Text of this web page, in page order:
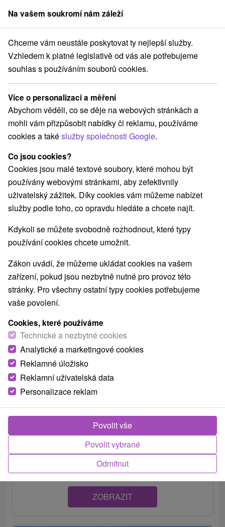
člen skupinySorger
na Slovensku Stredné Slovensko Žilinský kraj Oravice
Ubytování Oravice
Kategorie
Všechny kategorie
Apartmány(1)
Chaty na prenájom(8) Drevenice(5) Penzióny
Vyberte lokalitu nebo termín
VŠECHNY TOP - NEJPRODÁVANĚJŠÍ NEJLEVNĚJŠÍ
Chata Janko Oravice Vitanová
Výnimočné ubytovanie v Oraviciach na úpätí Západných
Tatier, ktoré zaujme už na prvý...
ZOBRAZIT
Na vašem soukromí nám záleží
Chceme vám neustále poskytovat ty nejlepší služby.
Vzhledem k platné legislativě od vás ale potřebujeme
souhlas s používáním souborů cookies.
Více o personalizaci a měření
Abychom věděli, co se děje na webových stránkách a
mohli vám přizpůsobit nabídky či reklamu, používáme
cookies a takéslužby společnosti Google.
Co jsou cookies?
Cookies jsou malé textové soubory, které mohou být
používány webovými stránkami, aby zefektivnily
uživatelský zážitek. Díky cookies vám můžeme nabízet
služby podle toho, co opravdu hledáte a chcete najít.
Kdykoli se můžete svobodně rozhodnout, které typy
používání cookies chcete umožnit.
Zákon uvádí, že můžeme ukládat cookies na vašem
zařízení, pokud jsou nezbytně nutné pro provoz této
stránky. Pro všechny ostatní typy cookies potřebujeme
vaše povolení.
Cookies, které používáme
Technické a nezbytné cookies
Analytické a marketingové cookies
Reklamné úložisko
Reklamní uživatelská data
Personalizace reklam
Odmítnut
Povolit vybrané
Povolit vše